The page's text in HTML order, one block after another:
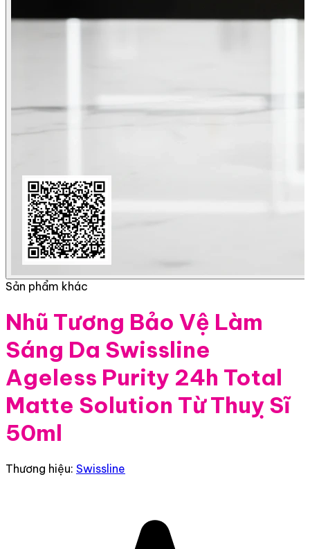
Sản phẩm khác
Nhũ Tương Bảo Vệ Làm
Sáng Da Swissline
Ageless Purity 24h Total
Matte Solution Từ Thuỵ Sĩ
50ml
Thương hiệu: Swissline